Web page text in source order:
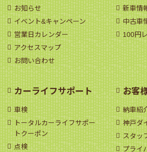
お知らせ
イベント&キャンペーン
営業日カレンダー
アクセスマップ
お問い合わせ
新車情
中古車
100円
カーライフサポート
車検
トータルカーライフサポー
トクーポン
点検
お客
納車紹
神戸ダ
スタッ
プライ